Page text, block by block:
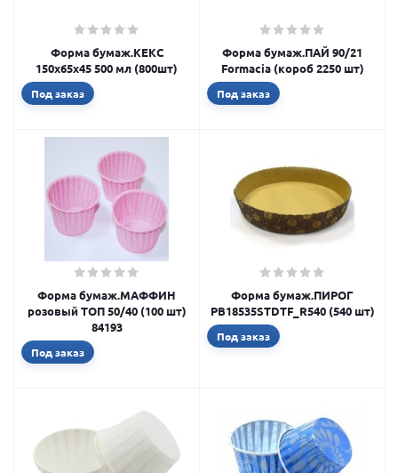
Форма бумаж.КЕКС
150х65х45 500 мл (800шт)
Под заказ
Форма бумаж.ПАЙ 90/21
Formacia (короб 2250 шт)
Под заказ
Форма бумаж.МАФФИН
розовый ТОП 50/40 (100 шт)
84193
Под заказ
Форма бумаж.ПИРОГ
РВ18535STDTF_R540 (540 шт)
Под заказ